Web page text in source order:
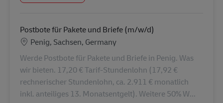
Postbote für Pakete und Briefe (m/w/d)
Location
Penig, Sachsen, Germany
Werde Postbote für Pakete und Briefe in Penig. Was
wir bieten. 17,20 € Tarif-Stundenlohn (17,92 €
rechnerischer Stundenlohn, ca. 2.911 € monatlich
inkl. anteiliges 13. Monatsentgelt). Weitere 50% W...